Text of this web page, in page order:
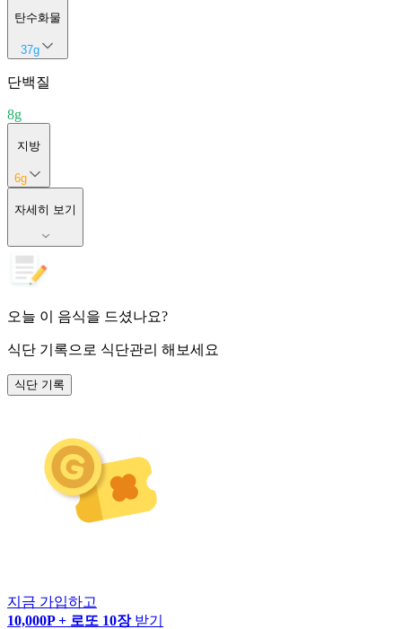
탄수화물
37g
단백질
8g
지방
6g
자세히 보기
오늘 이 음식을 드셨나요?
식단 기록으로 식단관리 해보세요
식단 기록
지금 가입하고
10,000P + 로또 10장 받기